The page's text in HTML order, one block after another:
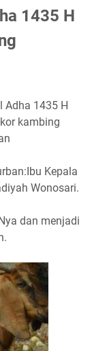
1435 H
Adha 1435 H
kambing
Kepala
Wonosari.
dan menjadi